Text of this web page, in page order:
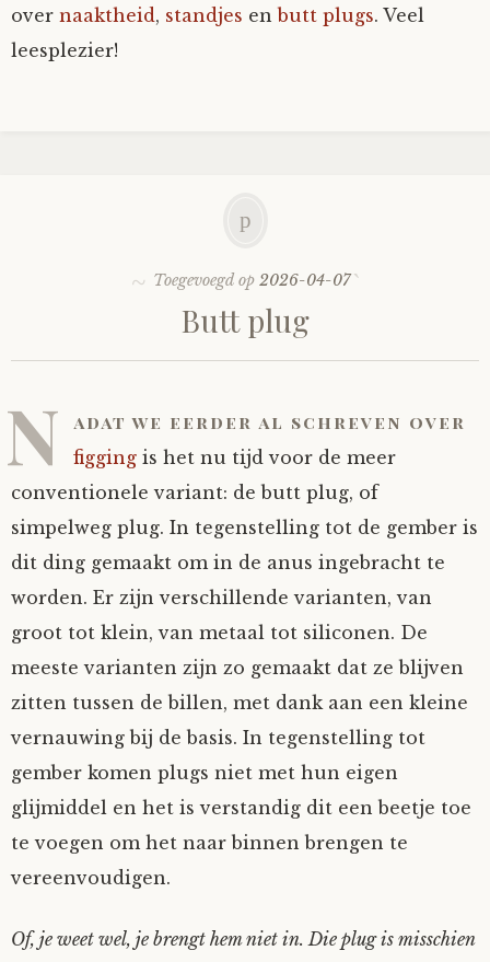
over naaktheid, standjes enbutt plugs. Veel
leesplezier!
Toegevoegd op 2026-04-07
Butt plug
N adat we eerder al schreven over
figging is het nu tijd voor de meer
conventionele variant: de butt plug, of
simpelweg plug. In tegenstelling tot de gember is
dit ding gemaakt om in de anus ingebracht te
worden. Er zijn verschillende varianten, van
groot tot klein, van metaal tot siliconen. De
meeste varianten zijn zo gemaakt dat ze blijven
zitten tussen de billen, met dank aan een kleine
vernauwing bij de basis. In tegenstelling tot
gember komen plugs niet met hun eigen
glijmiddel en het is verstandig dit een beetje toe
te voegen om het naar binnen brengen te
vereenvoudigen.
Of, je weet wel, je brengt hem niet in. Die plug is misschien